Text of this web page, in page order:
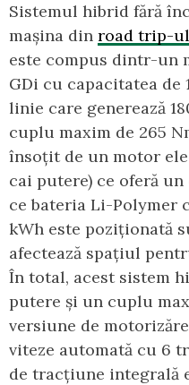
Sistemul hibrid fără
mașina din road trip-ul
este compus dintr-un
GDi cu capacitatea
linie care generează
cuplu maxim de 265
însoțit de un motor
cai putere) ce oferă
ce bateria Li-Polymer
kWh este poziționată
afectează spațiul
În total, acest sistem
putere și un cuplu
versiune de
viteze automată cu 6
de tracțiune integrală